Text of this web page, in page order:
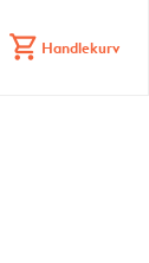
shopping_cart Handlekurv